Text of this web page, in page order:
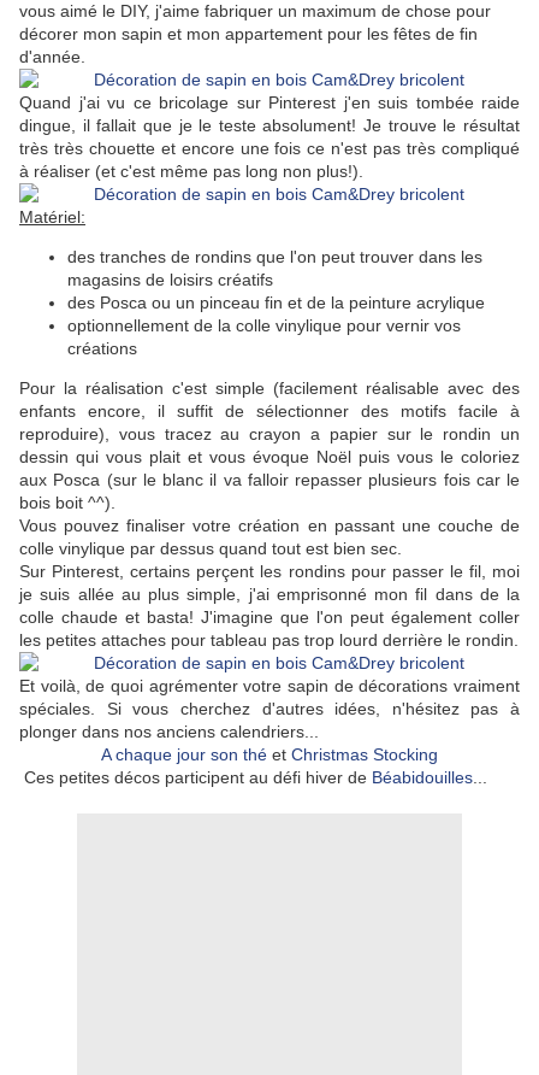
vous aimé le DIY, j'aime fabriquer un maximum de chose pour
décorer mon sapin et mon appartement pour les fêtes de fin
d'année.
Quand j'ai vu ce bricolage sur Pinterest j'en suis tombée raide
dingue, il fallait que je le teste absolument! Je trouve le résultat
très très chouette et encore une fois ce n'est pas très compliqué
à réaliser (et c'est même pas long non plus!).
Matériel:
des tranches de rondins que l'on peut trouver dans les
magasins de loisirs créatifs
des Posca ou un pinceau fin et de la peinture acrylique
optionnellement de la colle vinylique pour vernir vos
créations
Pour la réalisation c'est simple (facilement réalisable avec des
enfants encore, il suffit de sélectionner des motifs facile à
reproduire), vous tracez au crayon a papier sur le rondin un
dessin qui vous plait et vous évoque Noël puis vous le coloriez
aux Posca (sur le blanc il va falloir repasser plusieurs fois car le
bois boit ^^).
Vous pouvez finaliser votre création en passant une couche de
colle vinylique par dessus quand tout est bien sec.
Sur Pinterest, certains perçent les rondins pour passer le fil, moi
je suis allée au plus simple, j'ai emprisonné mon fil dans de la
colle chaude et basta! J'imagine que l'on peut également coller
les petites attaches pour tableau pas trop lourd derrière le rondin.
Et voilà, de quoi agrémenter votre sapin de décorations vraiment
spéciales. Si vous cherchez d'autres idées, n'hésitez pas à
plonger dans nos anciens calendriers...
A chaque jour son thé et Christmas Stocking
Ces petites décos participent au défi hiver de Béabidouilles